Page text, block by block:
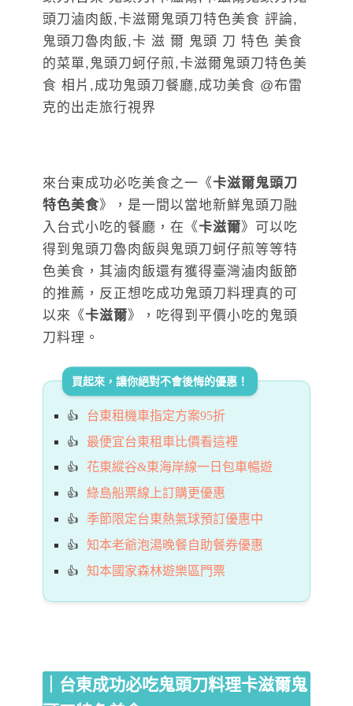
來台東成功必吃美食之一《卡滋爾鬼頭刀
特色美食》，是一間以當地新鮮鬼頭刀融
入台式小吃的餐廳，在《卡滋爾》可以吃
得到鬼頭刀魯肉飯與鬼頭刀蚵仔煎等等特
色美食，其滷肉飯還有獲得臺灣滷肉飯節
的推薦，反正想吃成功鬼頭刀料理真的可
以來《卡滋爾》，吃得到平價小吃的鬼頭
刀料理。
買起來，讓你絕對不會後悔的優惠！
台東租機車指定方案95折
最便宜台東租車比價看這裡
花東縱谷&東海岸線一日包車暢遊
綠島船票線上訂購更優惠
季節限定台東熱氣球預訂優惠中
知本老爺泡湯晚餐自助餐券優惠
知本國家森林遊樂區門票
｜台東成功必吃鬼頭刀料理卡滋爾鬼